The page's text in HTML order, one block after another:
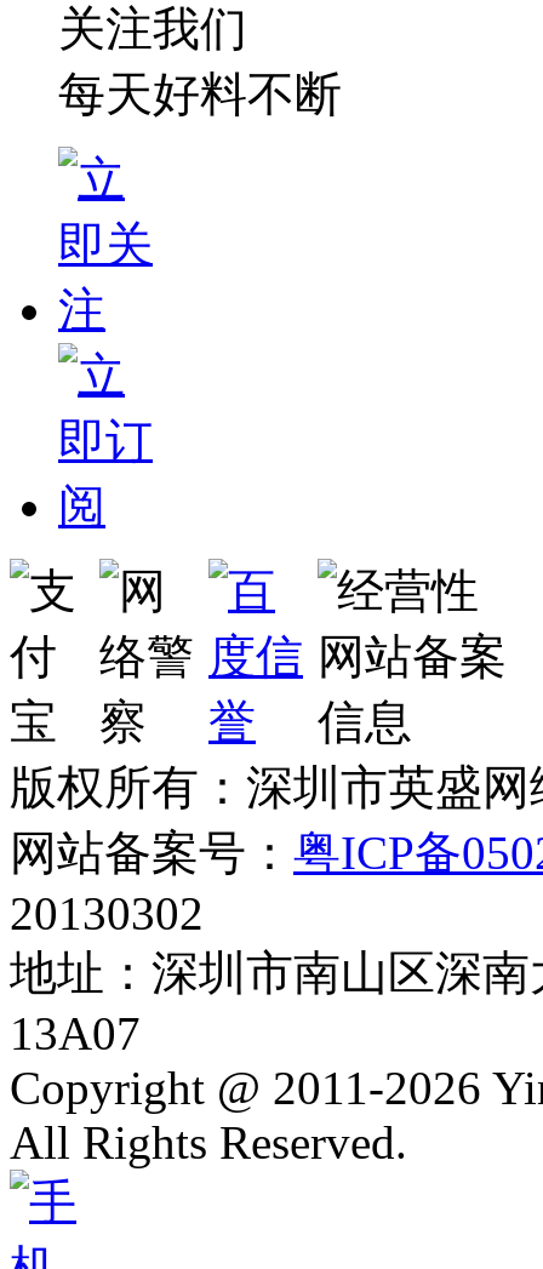
关注我们
每天好料不断
版权所有：深圳市英盛
网站备案号： 粤ICP备
20130302
地址：深圳市南山区深
13A07
Copyright @ 2011-2026
All Rights Reserved.